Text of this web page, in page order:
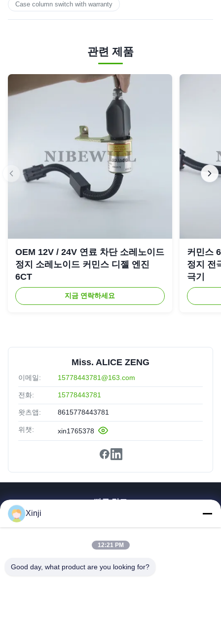
Case column switch with warranty
관련 제품
OEM 12V / 24V 연료 차단 소레노이드
정지 소레노이드 커민스 디젤 엔진
6CT
지금 연락하세요
커민스
정지 전
극기
Miss. ALICE ZENG
이메일: 15778443781@163.com
전화: 15778443781
왓츠앱: 8615778443781
위챗: xin1765378
빠른 링크
우리에 대해
Xinji
12:21 PM
Good day, what product are you looking for?